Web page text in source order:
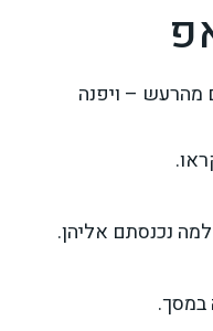
מהרעש – ויפנה
נכנסתם אליהן.
במסך.